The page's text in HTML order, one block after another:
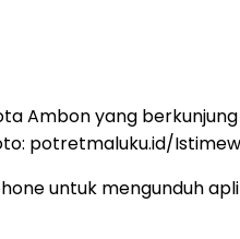
Ambon yang
potretmaluku.id/
untuk mengunduh